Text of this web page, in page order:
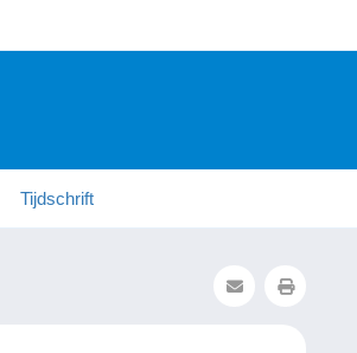
Tijdschrift